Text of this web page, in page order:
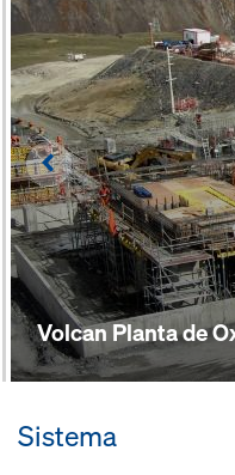
Volcan Planta de
Left
Sistema